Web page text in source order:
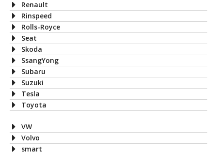
Renault
Rinspeed
Rolls-Royce
Seat
Skoda
SsangYong
Subaru
Suzuki
Tesla
Toyota
VW
Volvo
smart